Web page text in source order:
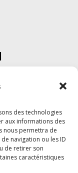
des technologies
aux informations des
nous permettra de
navigation ou les ID
de retirer son
caractéristiques